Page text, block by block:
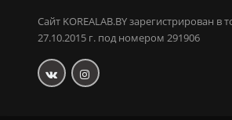
Сайт KOREALAB.BY зарегистрирован в
27.10.2015 г. под номером 291906